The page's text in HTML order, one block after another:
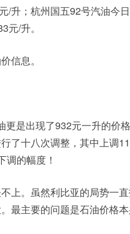
/升；杭州国五92号汽油今
/升。
信息。
是出现了932元一升的价格
了十八次调整，其中上调11
的幅度！
上。虽然利比亚的局势一
最主要的问题是石油价格